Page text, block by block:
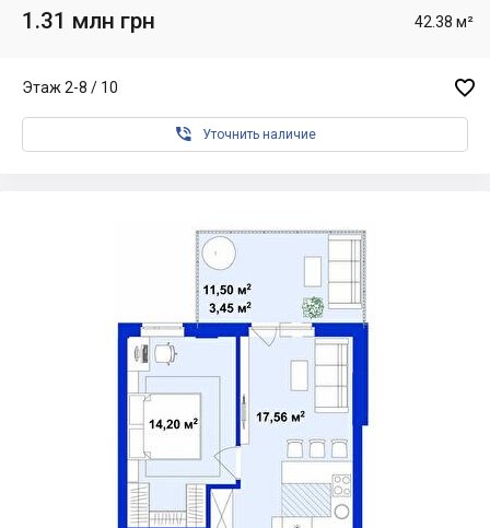
1.31 млн грн 42.38 м²
Этаж 2-8 / 10 
 Уточнить наличие